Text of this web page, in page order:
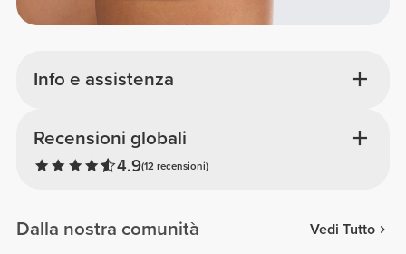
Info e assistenza
Recensioni globali
4.9(12 recensioni)
Dalla nostra comunità Vedi Tutto